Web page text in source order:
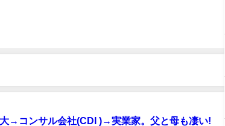
→コンサル会社(CDI )→実業家。父と母も凄い!